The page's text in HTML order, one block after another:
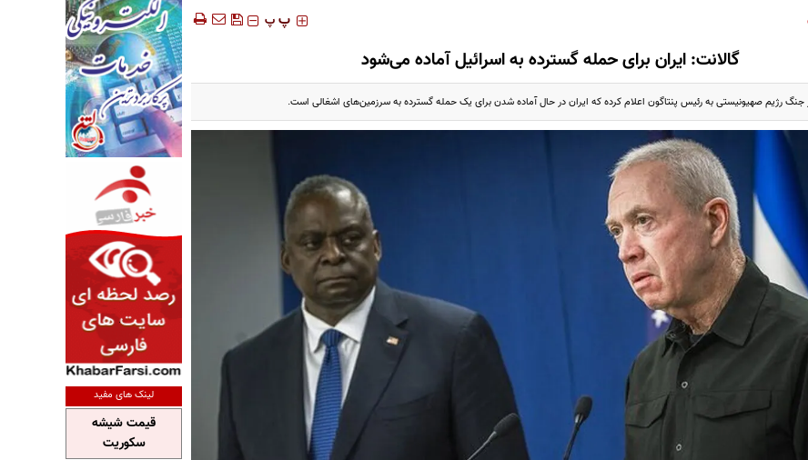
‍‍‍ پ پ
گالانت: ایران برای حمله گسترده به اسرائیل آماده می‌شود
جنگ رژیم صهیونیستی به رئیس پنتاگون اعلام کرده که ایران در حال آماده شدن برای یک حمله گسترده به سرزمین‌های اشغالی است.
لینک های مفید
قیمت شیشه
سکوریت